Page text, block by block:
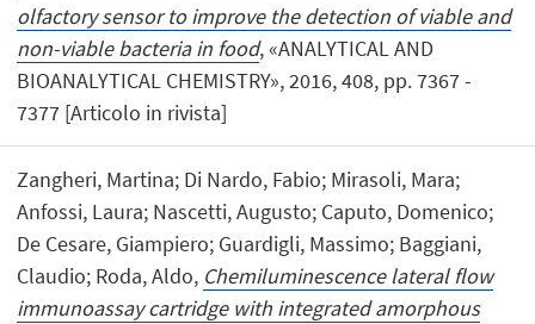
olfactory sensor to improve the detection of viable and
non-viable bacteria in food, «ANALYTICAL AND
BIOANALYTICAL CHEMISTRY», 2016, 408, pp. 7367 -
7377 [Articolo in rivista]
Zangheri, Martina; Di Nardo, Fabio; Mirasoli, Mara;
Anfossi, Laura; Nascetti, Augusto; Caputo, Domenico;
De Cesare, Giampiero; Guardigli, Massimo; Baggiani,
Claudio; Roda, Aldo, Chemiluminescence lateral flow
immunoassay cartridge with integrated amorphous